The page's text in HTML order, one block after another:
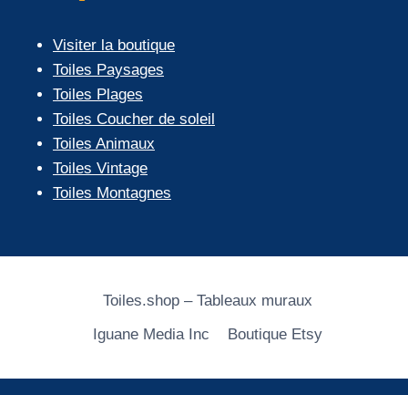
Visiter la boutique
Toiles Paysages
Toiles Plages
Toiles Coucher de soleil
Toiles Animaux
Toiles Vintage
Toiles Montagnes
Toiles.shop – Tableaux muraux
Iguane Media Inc
Boutique Etsy